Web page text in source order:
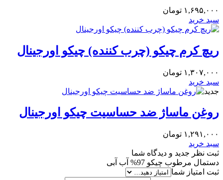
۱,۶۹۵,۰۰۰ تومان
سبد خرید
ریچ کرم چیکو (چرب کننده) چیکو اورجینال
۱,۳۰۷,۰۰۰ تومان
سبد خرید
جدید
روغن ماساژ ضد حساسیت چیکو اورجینال
۱,۲۹۱,۰۰۰ تومان
سبد خرید
ثبت نظر جدید و دیدگاه شما
دستمال مرطوب چیکو 97% آب آبی
ثبت امتیاز شما